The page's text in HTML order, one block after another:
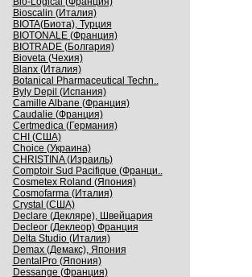
Bioscalin (Италия)
BIOTA(Биота), Турция
BIOTONALE (Франция)
BIOTRADE (Болгария)
Bioveta (Чехия)
Blanx (Италия)
Botanical Pharmaceutical Techn..
Byly Depil (Испания)
Camille Albane (Франция)
Caudalie (Франция)
Certmedica (Германия)
CHI (США)
Choice (Украина)
CHRISTINA (Израиль)
Comptoir Sud Pacifique (Франци..
Cosmetex Roland (Япония)
Cosmofarma (Италия)
Crystal (США)
Declare (Декляре), Швейцария
Decleor (Деклеор) Франция
Delta Studio (Италия)
Demax (Демакс), Япония
DentalPro (Япония)
Dessange (Франция)